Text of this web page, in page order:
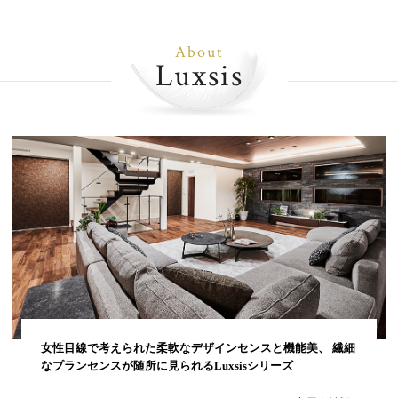
About
Luxsis
女性目線で考えられた柔軟なデザインセンスと機能美、 繊細
なプランセンスが随所に見られるLuxsisシリーズ